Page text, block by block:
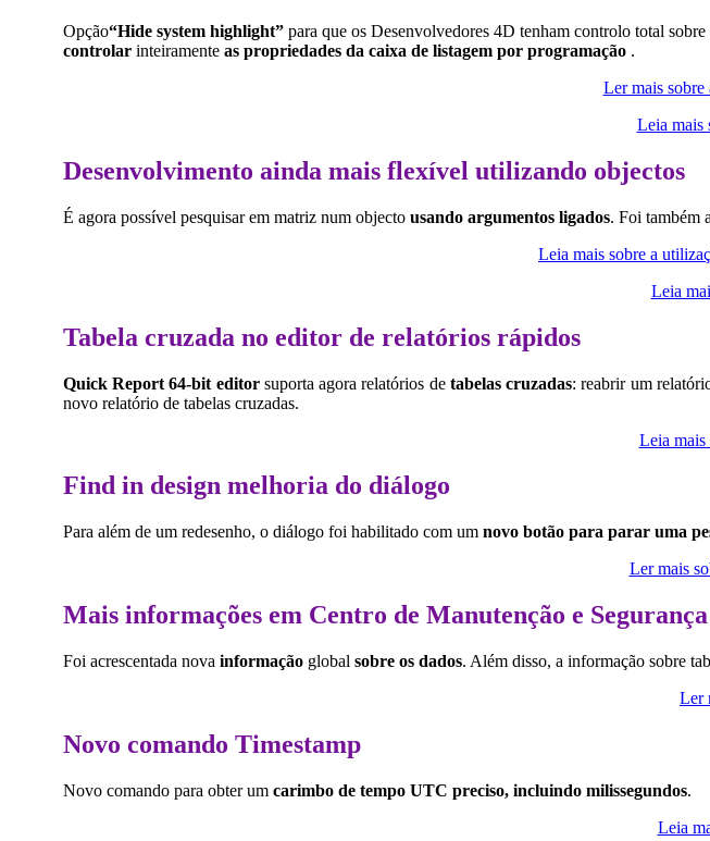
Opção“Hide system highlight” para que os Desenvolvedores 4D tenham controlo total
controlar inteiramente as propriedades da caixa de listagem por programação .
Ler mais
Leia mais
Desenvolvimento ainda mais flexível utilizando objectos
É agora possível pesquisar em matriz num objecto usando argumentos ligados. Foi também
Leia mais sobre a
Leia
Tabela cruzada no editor de relatórios rápidos
Quick Report 64-bit editorsuporta agora relatórios de tabelas cruzadas: reabrir um
novo relatório de tabelas cruzadas.
Leia mais
Find in design melhoria do diálogo
Para além de um redesenho, o diálogo foi habilitado com um novo botão para parar uma
Ler mais
Mais informações em Centro de Manutenção e Segurança
Foi acrescentada nova informação global sobre os dados. Além disso, a informação sobre
Ler
Novo comando Timestamp
Novo comando para obter um carimbo de tempo UTC preciso, incluindo milissegundos.
Leia